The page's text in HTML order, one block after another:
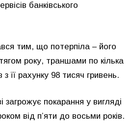
банківського
тим, що потерпіла – його
року, траншами по кілька
її рахунку 98 тисяч гривень.
загрожує покарання у вигляді
від п’яти до восьми років.